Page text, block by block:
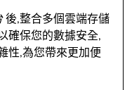
後,整合多個雲端存儲
確保您的數據安全,
性,為您帶來更加便